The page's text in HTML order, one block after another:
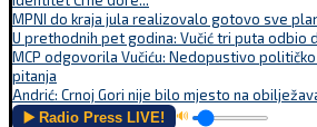
MPNI do kraja jula realizovalo gotovo sve
U prethodnih pet godina: Vučić tri puta odbio
MCP odgovorila Vučiću: Nedopustivo
pitanja
Andrić: Crnoj Gori nije bilo mjesto na
▶️ Radio Press LIVE! 🔊